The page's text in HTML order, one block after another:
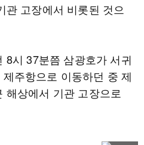
관 고장에서 비롯된 것으
8시 37분쯤 삼광호가 서귀
주항으로 이동하던 중 제
해상에서 기관 고장으로